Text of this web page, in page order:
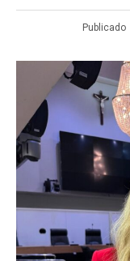
Publicado